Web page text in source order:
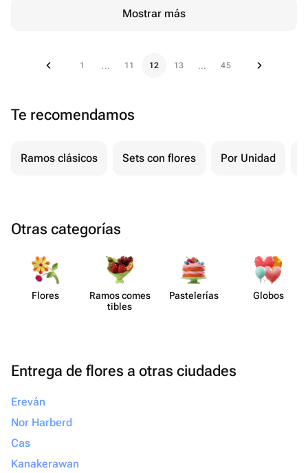
Mostrar más
1 ... 11 12 13 ... 45
Te recomendamos
Ramos clásicos Sets con flores Por Unidad
Otras categorías
Flores
Ramos comes​
tibles
Paste​lerías Globos
Entrega de flores a otras ciudades
Ereván
Nor Harberd
Cas
Kanakerawan